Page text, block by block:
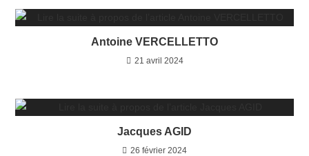
Antoine VERCELLETTO
21 avril 2024
Jacques AGID
26 février 2024